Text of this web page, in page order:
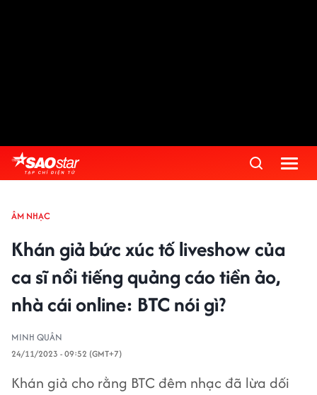
ÂM NHẠC
Khán giả bức xúc tố liveshow của
ca sĩ nổi tiếng quảng cáo tiền ảo,
nhà cái online: BTC nói gì?
MINH QUÂN
24/11/2023 - 09:52 (GMT+7)
Khán giả cho rằng BTC đêm nhạc đã lừa dối